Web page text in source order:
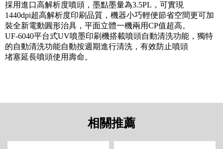
採用進口高解析度噴頭，墨點墨量為3.5PL，可實現
1440dpi超高解析度印刷品質，機器小巧輕便節省空間更可加
裝全新電動圓形治具，平面立體一機兩用CP值超高。
UF-6040平台式UV噴墨印刷機搭載噴頭自動清洗功能，獨特
的自動清洗功能自動按週期進行清洗，有效防止噴頭
堵塞延長噴頭使用壽命。